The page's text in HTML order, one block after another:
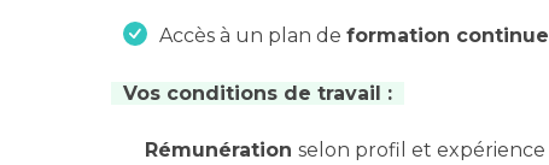
Accès à un plan de formation continue
Vos conditions de travail :
Rémunération selon profil et expérience